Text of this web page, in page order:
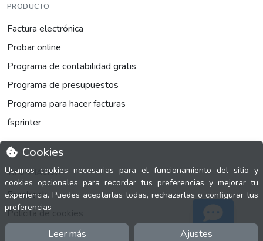
Cookies
Usamos cookies necesarias para el funcionamiento del sitio y
cookies opcionales para recordar tus preferencias y mejorar tu
experiencia. Puedes aceptarlas todas, rechazarlas o configurar tus
preferencias
Leer más Ajustes
PRODUCTO
Factura electrónica
Probar online
Programa de contabilidad gratis
Programa de presupuestos
Programa para hacer facturas
fsprinter
INFORMACIÓN
Facebook
Polícita de cookies
Política de privacidad
Soporte